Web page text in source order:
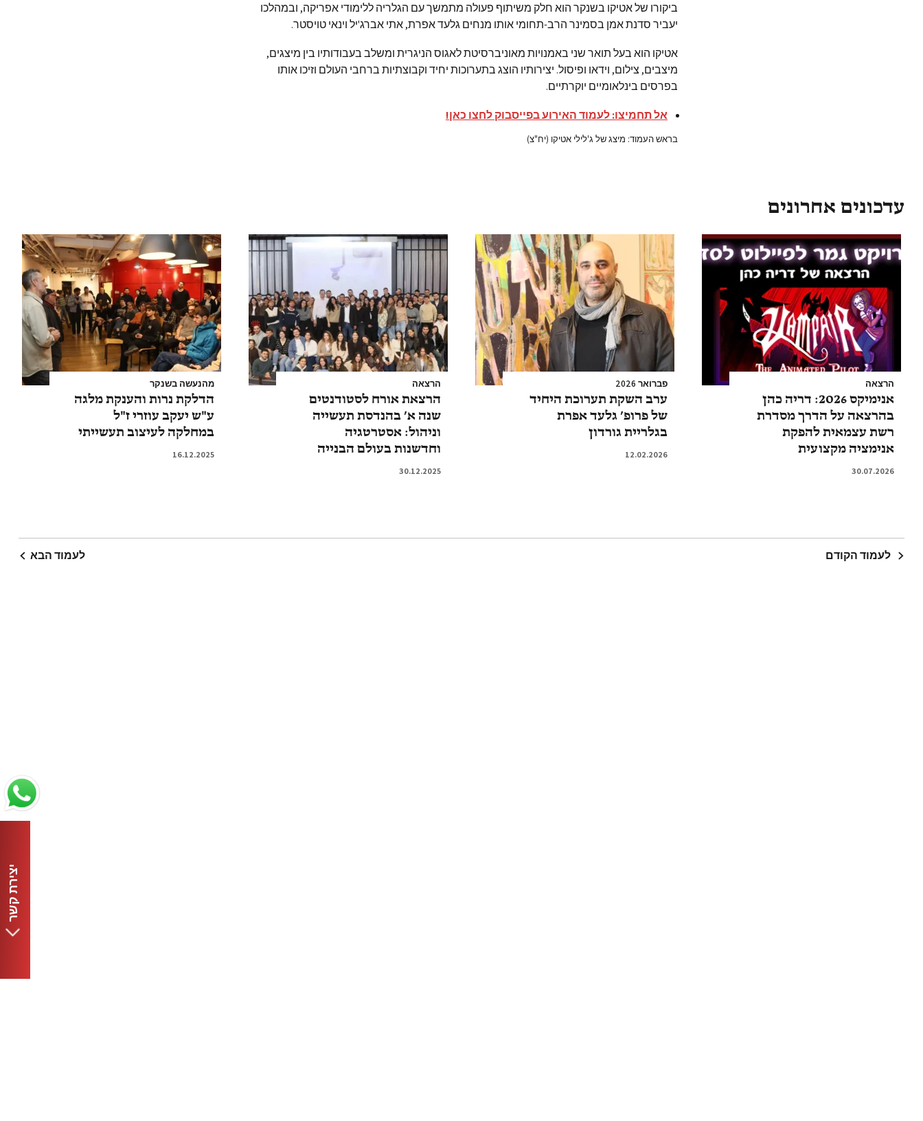
ביקורו של אטיקו בשנקר הוא חלק משיתוף פעולה מתמשך עם הגלריה ללימודי אפריקה, ובמהלכו
יעביר סדנת אמן בסמינר הרב-תחומי אותו מנחים גלעד אפרת, אתי אברג'יל וינאי טויסטר.
אטיקו הוא בעל תואר שני באמנויות מאוניברסיטת לאגוס הניגרית ומשלב בעבודותיו בין מיצגים,
מיצבים, צילום, וידאו ופיסול. יצירותיו הוצג בתערוכות יחיד וקבוצתיות ברחבי העולם וזיכו אותו
בפרסים בינלאומיים יוקרתיים.
אל תחמיצו: לעמוד האירוע בפייסבוק לחצו כאן!
בראש העמוד: מיצג של ג'לילי אטיקו (יח"צ)
עדכונים אחרונים
הרצאה
אנימיקס 2026: דריה כהן
בהרצאה על הדרך מסדרת
רשת עצמאית להפקת
אנימציה מקצועית
30.07.2026
פברואר 2026
ערב השקת תערוכת היחיד
של פרופ’ גלעד אפרת
בגלריית גורדון
12.02.2026
הרצאה
הרצאת אורח לסטודנטים
שנה א’ בהנדסת תעשייה
וניהול: אסטרטגיה
וחדשנות בעולם הבנייה
30.12.2025
מהנעשה בשנקר
הדלקת נרות והענקת מלגה
ע"ש יעקב עוזרי ז"ל
במחלקה לעיצוב תעשייתי
16.12.2025
לעמוד הקודם לעמוד הבא
יצירת קשר